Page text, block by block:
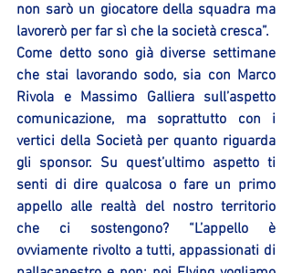
non sarò un giocatore della squadra ma
lavorerò per far sì che la società cresca”.
Come detto sono già diverse settimane
che stai lavorando sodo, sia con Marco
Rivola e Massimo Galliera sull’aspetto
comunicazione, ma soprattutto con i
vertici della Società per quanto riguarda
gli sponsor. Su quest’ultimo aspetto ti
senti di dire qualcosa o fare un primo
appello alle realtà del nostro territorio
che ci sostengono? “L’appello è
ovviamente rivolto a tutti, appassionati di